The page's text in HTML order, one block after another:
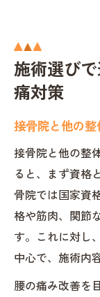
施術選び
痛対策
接骨院と他の
接骨院と他の整
ると、まず資格
骨院では国家資
格や筋肉、関節
す。これに対し
中心で、施術内
腰の痛み改善を